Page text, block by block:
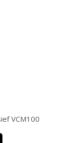
VCM100